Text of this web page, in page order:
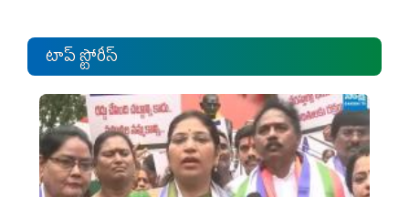
టాప్ స్టోరీస్